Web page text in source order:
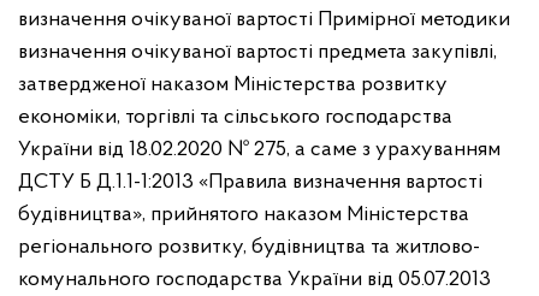
визначення очікуваної вартості Примірної методики
визначення очікуваної вартості предмета закупівлі,
затвердженої наказом Міністерства розвитку
економіки, торгівлі та сільського господарства
України від 18.02.2020 № 275, а саме з урахуванням
ДСТУ Б Д.1.1-1:2013 «Правила визначення вартості
будівництва», прийнятого наказом Міністерства
регіонального розвитку, будівництва та житлово-
комунального господарства України від 05.07.2013